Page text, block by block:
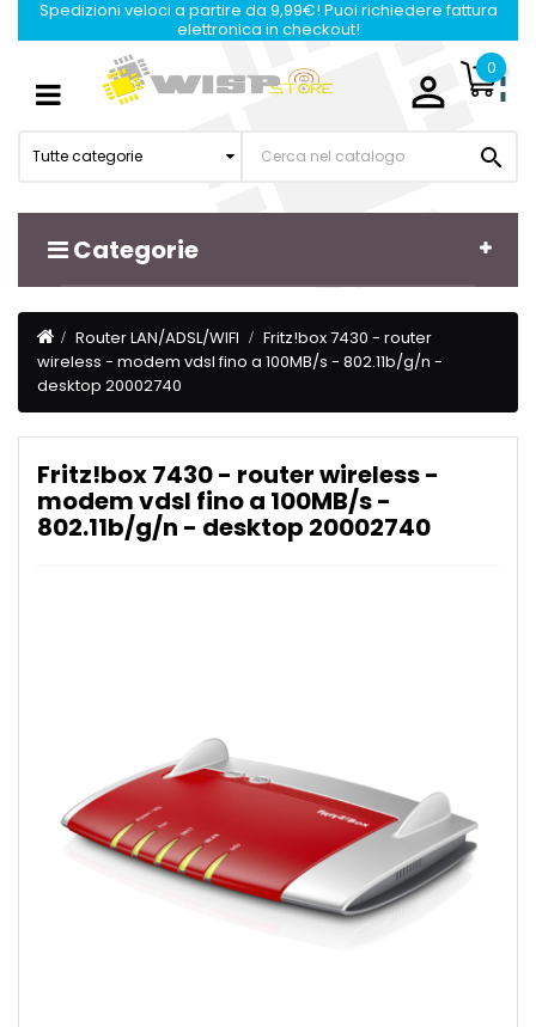
Spedizioni veloci a partire da 9,99€! Puoi richiedere fattura
elettronica in checkout!

0
Tutte categorie 
Categorie
Toggle
Router LAN/ADSL/WIFI
Fritz!box 7430 - router
wireless - modem vdsl fino a 100MB/s - 802.11b/g/n -
desktop 20002740
Fritz!box 7430 - router wireless -
modem vdsl fino a 100MB/s -
802.11b/g/n - desktop 20002740